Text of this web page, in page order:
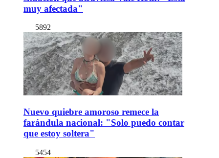
muy afectada"
5892
Nuevo quiebre amoroso remece la
farándula nacional: "Solo puedo contar
que estoy soltera"
5454